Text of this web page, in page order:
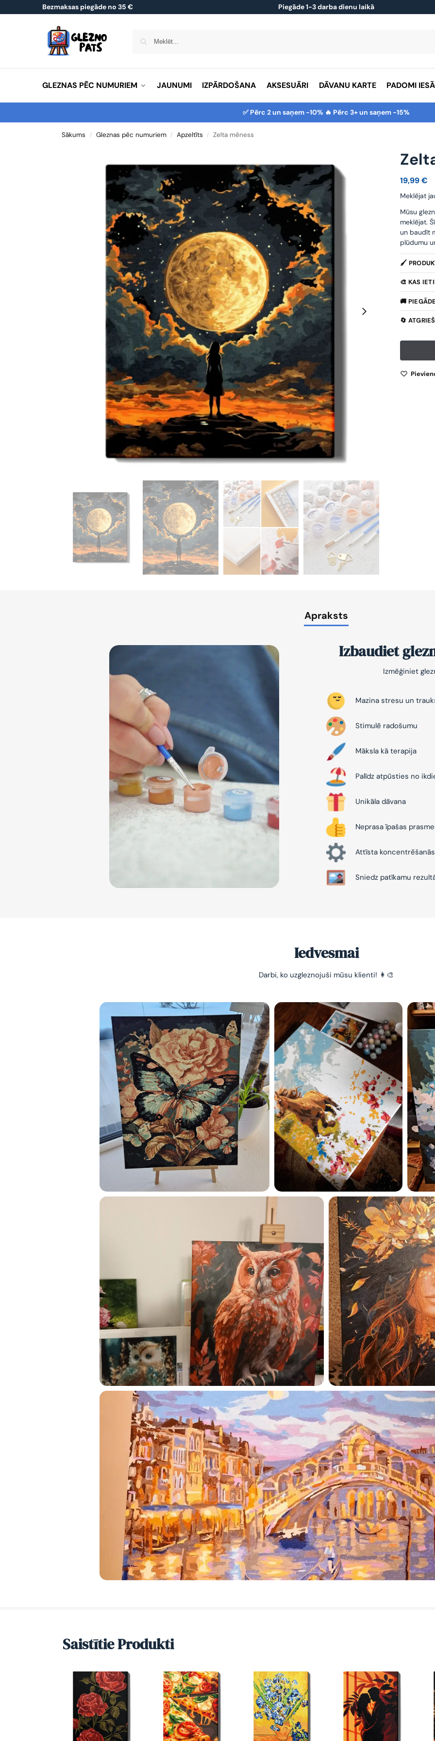
Bezmaksas piegāde no 35 € Piegāde 1-3 darba dienu laikā
GLEZNAS PĒC NUMURIEM JAUNUMI IZPĀRDOŠANA AKSESUĀRI DĀVANU KARTE PADOMI
✅ Pērc 2 un saņem -10% 🔥 Pērc 3+ un saņem -15%
Sākums / Gleznas pēc numuriem / Apzeltīts / Zelta mēness
19,99€
Meklējat
Mūsu
meklējat.
un baudīt
plūdumu
🖌️
🎨 KAS
🚚
🔄
Apraksts
Izbaudiet
Izmēģiniet
Mazina stresu un
Stimulē radošumu
Māksla kā terapija
Palīdz atpūsties no
Unikāla dāvana
Neprasa īpašas
Attīsta
Sniedz patīkamu
Iedvesmai
Darbi, ko uzgleznojuši mūsu klienti! 👩‍🎨
Saistītie Produkti
-10%
Vienkāršs veids, kā
nomierināt
Esmu iepazinies ar
privātuma politiku un
GleznoPats.lvPrivātuma politika
SAŅEMT -10%